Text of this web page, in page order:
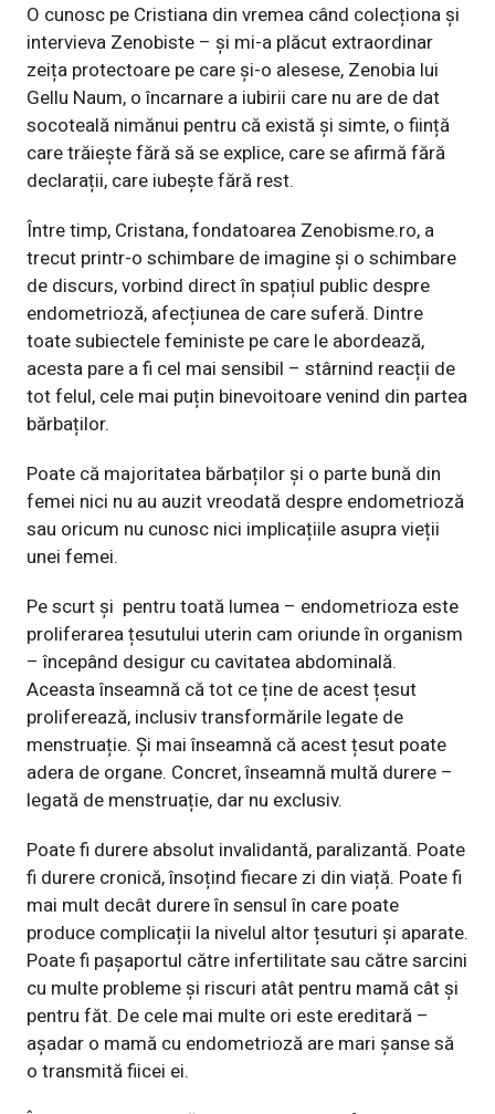
O cunosc pe Cristiana din vremea când colecționa și
intervieva Zenobiste – și mi-a plăcut extraordinar
zeița protectoare pe care și-o alesese, Zenobia lui
Gellu Naum, o încarnare a iubirii care nu are de dat
socoteală nimănui pentru că există și simte, o ființă
care trăiește fără să se explice, care se afirmă fără
declarații, care iubește fără rest.
Între timp, Cristana, fondatoarea Zenobisme.ro, a
trecut printr-o schimbare de imagine și o schimbare
de discurs, vorbind direct în spațiul public despre
endometrioză, afecțiunea de care suferă. Dintre
toate subiectele feministe pe care le abordează,
acesta pare a fi cel mai sensibil – stârnind reacții de
tot felul, cele mai puțin binevoitoare venind din partea
bărbaților.
Poate că majoritatea bărbaților și o parte bună din
femei nici nu au auzit vreodată despre endometrioză
sau oricum nu cunosc nici implicațiile asupra vieții
unei femei.
Pe scurt și pentru toată lumea – endometrioza este
proliferarea țesutului uterin cam oriunde în organism
– începând desigur cu cavitatea abdominală.
Aceasta înseamnă că tot ce ține de acest țesut
proliferează, inclusiv transformările legate de
menstruație. Și mai înseamnă că acest țesut poate
adera de organe. Concret, înseamnă multă durere –
legată de menstruație, dar nu exclusiv.
Poate fi durere absolut invalidantă, paralizantă. Poate
fi durere cronică, însoțind fiecare zi din viață. Poate fi
mai mult decât durere în sensul în care poate
produce complicații la nivelul altor țesuturi și aparate.
Poate fi pașaportul către infertilitate sau către sarcini
cu multe probleme și riscuri atât pentru mamă cât și
pentru făt. De cele mai multe ori este ereditară –
așadar o mamă cu endometrioză are mari șanse să
o transmită fiicei ei.